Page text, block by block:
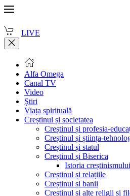
LIVE
Alfa Omega
Canal TV
Video
Știri
Viața spirituală
Creștinul și societatea
Creștinul și profesia-
Creștinul și știința-
Creștinul și statul
Creștinul și Biserica
Istoria creștinismului
Creștinul și relațiile
Creștinul și banii
Creștinul și alte religii și